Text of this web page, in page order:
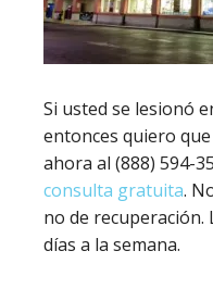
Si usted se lesionó
entonces quiero
ahora al (888) 594-
consulta gratuita.
no de recuperación.
días a la semana.